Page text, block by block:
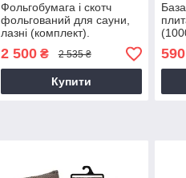
Фольгобумага і скотч
фольгований для сауни,
лазні (комплект).
2 500₴ 2 535 ₴
Купити
590